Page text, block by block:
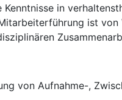
Kenntnisse in
ist
von Aufnahme-,